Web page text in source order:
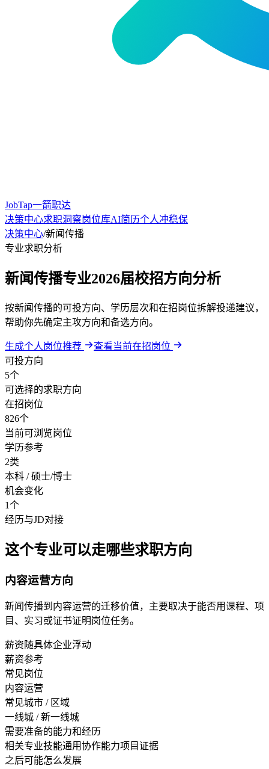
JobTap一箭职达
决策中心求职洞察岗位库AI简历个人冲稳保
决策中心/新闻传播
专业求职分析
新闻传播专业2026届校招方向分析
按新闻传播的可投方向、学历层次和在招岗位拆解投递建议，
帮助你先确定主攻方向和备选方向。
生成个人岗位推荐
查看当前在招岗位
可投方向
5个
可选择的求职方向
在招岗位
826个
当前可浏览岗位
学历参考
2类
本科 / 硕士/博士
机会变化
1个
经历与JD对接
这个专业可以走哪些求职方向
内容运营方向
新闻传播到内容运营的迁移价值，主要取决于能否用课程、项
目、实习或证书证明岗位任务。
薪资随具体企业浮动
薪资参考
常见岗位
内容运营
常见城市 / 区域
一线城 / 新一线城
需要准备的能力和经历
相关专业技能通用协作能力项目证据
之后可能怎么发展